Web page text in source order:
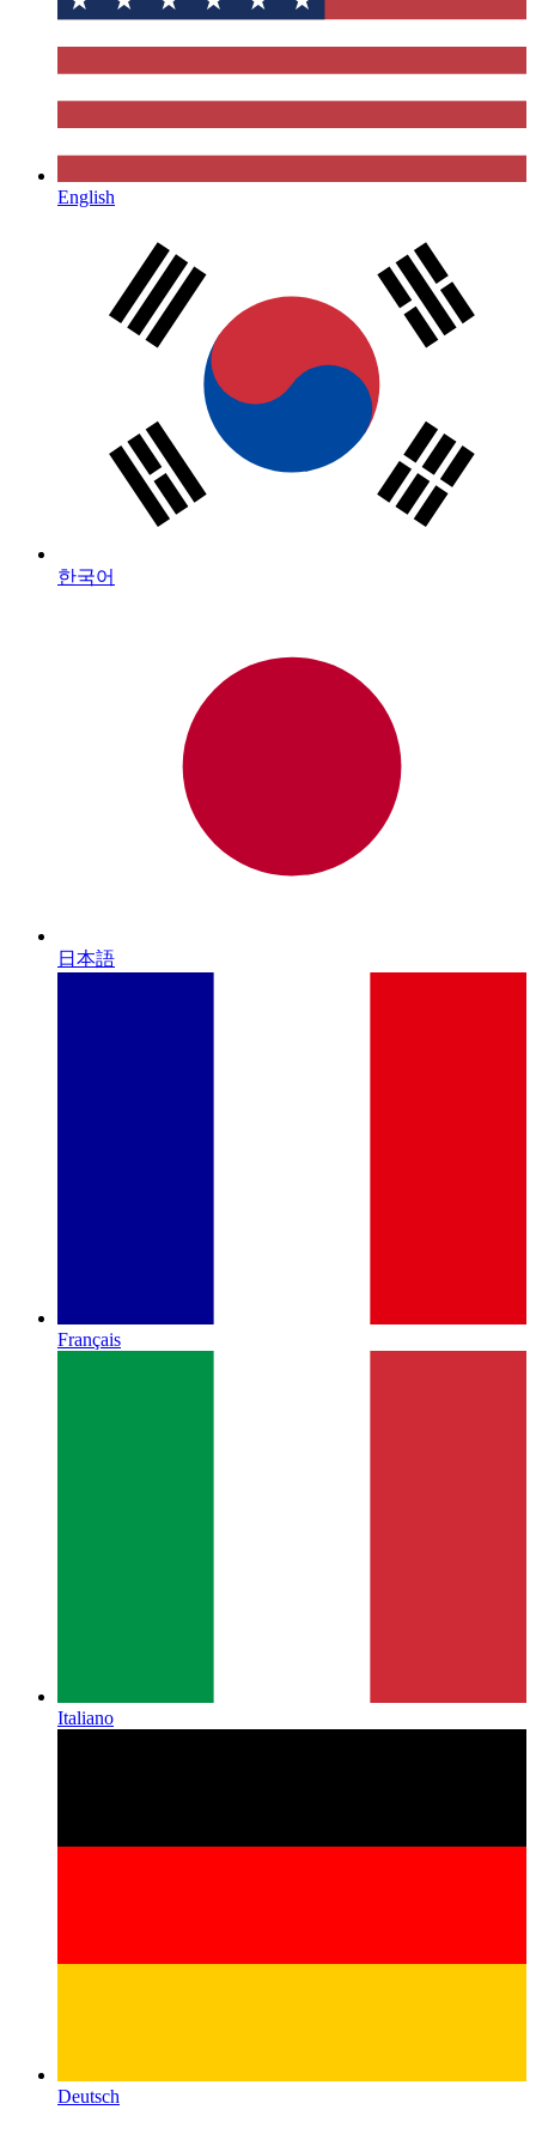
English
한국어
日本語
Français
Italiano
Deutsch